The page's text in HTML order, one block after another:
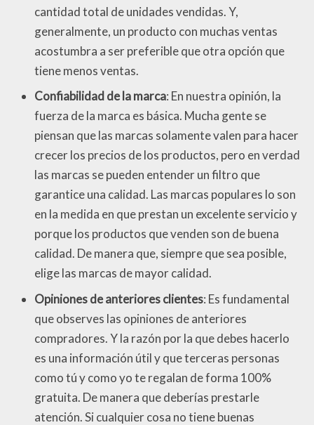
cantidad total de unidades vendidas. Y,
generalmente, un producto con muchas ventas
acostumbra a ser preferible que otra opción que
tiene menos ventas.
Confiabilidad de la marca: En nuestra opinión, la
fuerza de la marca es básica. Mucha gente se
piensan que las marcas solamente valen para hacer
crecer los precios de los productos, pero en verdad
las marcas se pueden entender un filtro que
garantice una calidad. Las marcas populares lo son
en la medida en que prestan un excelente servicio y
porque los productos que venden son de buena
calidad. De manera que, siempre que sea posible,
elige las marcas de mayor calidad.
Opiniones de anteriores clientes: Es fundamental
que observes las opiniones de anteriores
compradores. Y la razón por la que debes hacerlo
es una información útil y que terceras personas
como tú y como yo te regalan de forma 100%
gratuita. De manera que deberías prestarle
atención. Si cualquier cosa no tiene buenas